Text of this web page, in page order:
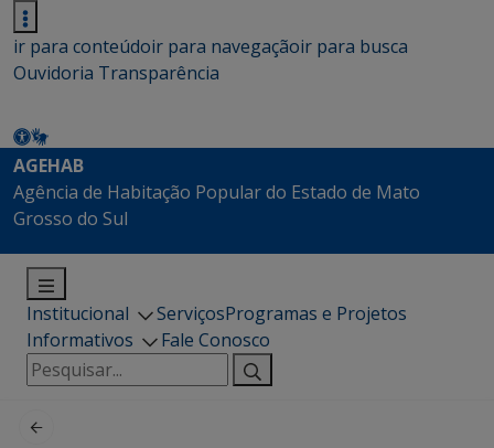
ir para conteúdoir para navegaçãoir para busca
Ouvidoria Transparência
AGEHAB
Agência de Habitação Popular do Estado de Mato
Grosso do Sul
Institucional ServiçosProgramas e Projetos
Informativos
Fale Conosco
Pesquisar
por: